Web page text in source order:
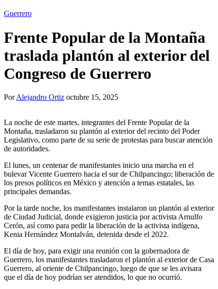
Guerrero
Frente Popular de la Montaña
traslada plantón al exterior del
Congreso de Guerrero
PorAlejandro Ortiz octubre 15, 2025
La noche de este martes, integrantes del Frente Popular de la
Montaña, trasladaron su plantón al exterior del recinto del Poder
Legislativo, como parte de su serie de protestas para buscar atención
de autoridades.
El lunes, un centenar de manifestantes inicio una marcha en el
bulevar Vicente Guerrero hacia el sur de Chilpancingo; liberación de
los presos políticos en México y atención a temas estatales, las
principales demandas.
Por la tarde noche, los manifestantes instalaron un plantón al exterior
de Ciudad Judicial, donde exigieron justicia por activista Arnulfo
Cerón, así como para pedir la liberación de la activista indígena,
Kenia Hernández Montalván, detenida desde el 2022.
El día de hoy, para exigir una reunión con la gobernadora de
Guerrero, los manifestantes trasladaron el plantón al exterior de Casa
Guerrero, al oriente de Chilpancingo, luego de que se les avisara
que el día de hoy podrían ser atendidos, lo que no ocurrió.